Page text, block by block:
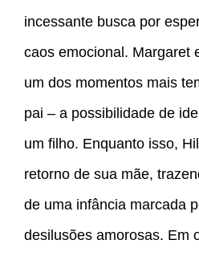
incessante busca por
caos emocional. Margaret
um dos momentos mais
pai – a possibilidade de
um filho. Enquanto isso,
retorno de sua mãe,
de uma infância marcada
desilusões amorosas. Em